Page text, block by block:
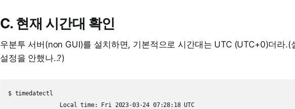
C. 현재 시간대 확인
우분투 서버(non GUI)를 설치하면, 기본적으로 시간대는 UTC (UTC+0)더라.(
설정을 안했나..?)
$ timedatectl
               Local time: Fri 2023-03-24 07:28:18 UTC